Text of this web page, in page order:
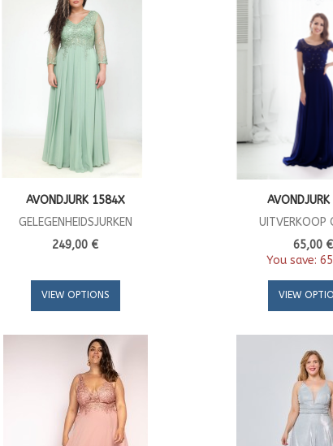
AVONDJURK 1584X
GELEGENHEIDSJURKEN
249,00 €
VIEW OPTIONS
UITVERKOOP
65,00 €
You save:
VIEW